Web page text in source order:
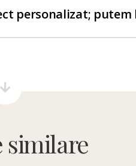
personalizat; putem
similare